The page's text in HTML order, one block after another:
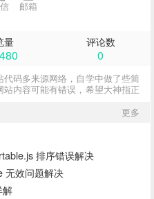
邮箱
量 评论数
0
码多来源网络，自学中做了些简
内容可能有错误，希望大神指正
更多
排序错误解决
无效问题解决
解